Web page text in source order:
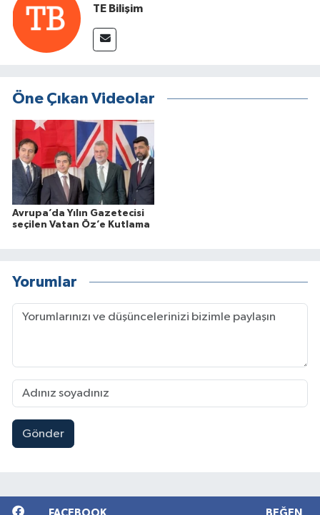
TE Bilişim
Öne Çıkan Videolar
Avrupa’da Yılın Gazetecisi
seçilen Vatan Öz’e Kutlama
Yorumlar
Gönder